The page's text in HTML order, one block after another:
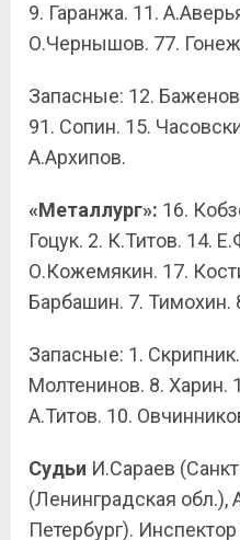
9. Гаранжа. 11.
О.Чернышов. 77.
Запасные: 12.
91. Сопин. 15.
А.Архипов.
«Металлург»: 16.
Гоцук. 2. К.Титов. 14.
О.Кожемякин. 17.
Барбашин. 7. Тимохин.
Запасные: 1.
Молтенинов. 8. Харин.
А.Титов. 10.
Судьи И.Сараев
(Ленинградская обл.),
Петербург).